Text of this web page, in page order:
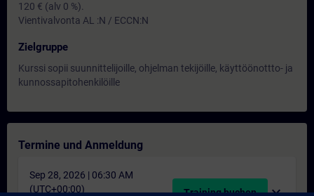
120 € (alv 0 %).
Vientivalvonta AL :N / ECCN:N
Zielgruppe
Kurssi sopii suunnittelijoille, ohjelman tekijöille, käyttöönottto- ja
kunnossapitohenkilöille
Termine und Anmeldung
Sep 28, 2026 | 06:30 AM
(UTC+00:00)
Training buchen expand_more